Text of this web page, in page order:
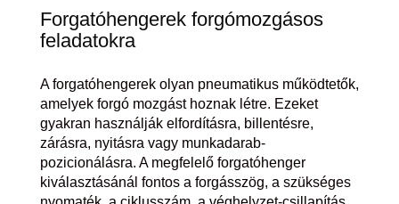
Forgatóhengerek forgómozgásos
feladatokra
A forgatóhengerek olyan pneumatikus működtetők,
amelyek forgó mozgást hoznak létre. Ezeket
gyakran használják elfordításra, billentésre,
zárásra, nyitásra vagy munkadarab-
pozicionálásra. A megfelelő forgatóhenger
kiválasztásánál fontos a forgásszög, a szükséges